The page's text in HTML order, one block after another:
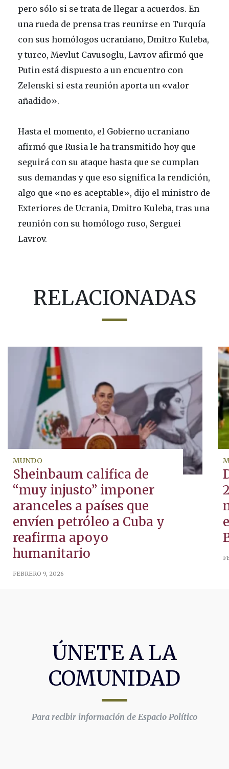
pero sólo si se trata de llegar a acuerdos. En
una rueda de prensa tras reunirse en Turquía
con sus homólogos ucraniano, Dmitro Kuleba,
y turco, Mevlut Cavusoglu, Lavrov afirmó que
Putin está dispuesto a un encuentro con
Zelenski si esta reunión aporta un «valor
añadido».
Hasta el momento, el Gobierno ucraniano
afirmó que Rusia le ha transmitido hoy que
seguirá con su ataque hasta que se cumplan
sus demandas y que eso significa la rendición,
algo que «no es aceptable», dijo el ministro de
Exteriores de Ucrania, Dmitro Kuleba, tras una
reunión con su homólogo ruso, Serguei
Lavrov.
RELACIONADAS
MUNDO
Sheinbaum califica de
“muy injusto” imponer
aranceles a países que
envíen petróleo a Cuba y
reafirma apoyo
humanitario
FEBRERO 9, 2026
ÚNETE A LA
COMUNIDAD
Para recibir información de Espacio Político